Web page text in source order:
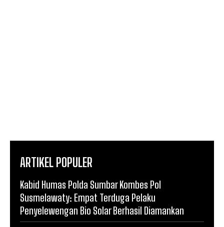
ARTIKEL POPULER
Kabid Humas Polda Sumbar Kombes Pol
Susmelawaty: Empat Terduga Pelaku
Penyelewengan Bio Solar Berhasil Diamankan